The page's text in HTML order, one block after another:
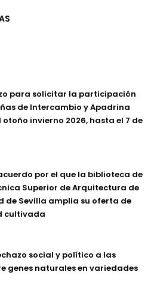
para solicitar la participación
de Intercambio y Apadrina
invierno 2026, hasta el 7 de
por el que la biblioteca de
Superior de Arquitectura de
de Sevilla amplia su oferta de
cultivada
social y político a las
genes naturales en variedades